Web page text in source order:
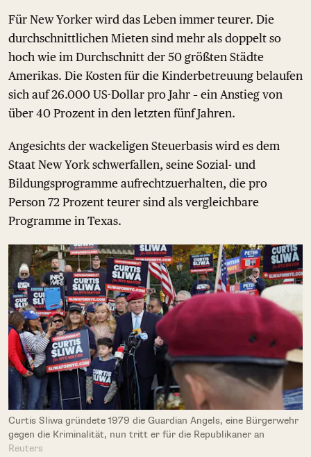
Für New Yorker wird das Leben immer teurer. Die
durchschnittlichen Mieten sind mehr als doppelt so
hoch wie im Durchschnitt der 50 größten Städte
Amerikas. Die Kosten für die Kinderbetreuung belaufen
sich auf 26.000 US-Dollar pro Jahr – ein Anstieg von
über 40 Prozent in den letzten fünf Jahren.
Angesichts der wackeligen Steuerbasis wird es dem
Staat New York schwerfallen, seine Sozial- und
Bildungsprogramme aufrechtzuerhalten, die pro
Person 72 Prozent teurer sind als vergleichbare
Programme in Texas.
Curtis Sliwa gründete 1979 die Guardian Angels, eine Bürgerwehr
gegen die Kriminalität, nun tritt er für die Republikaner an
Reuters